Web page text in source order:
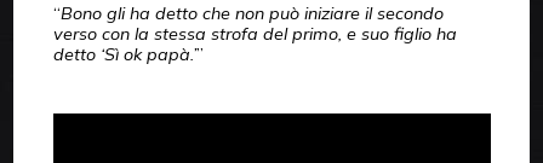
“Bono gli ha detto che non può iniziare il secondo
verso con la stessa strofa del primo, e suo figlio ha
detto ‘Sì ok papà.’”